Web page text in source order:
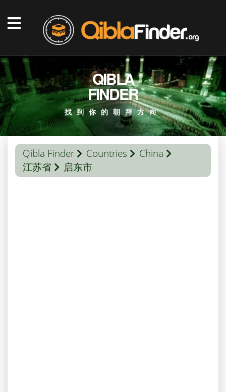
QIBLA
FINDER
找到你的朝拜方向
Qibla Finder Countries
China
江苏省
启东市